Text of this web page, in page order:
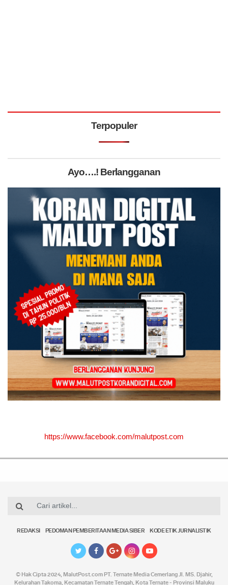
Terpopuler
Ayo….! Berlangganan
https://www.facebook.com/malutpost.com
REDAKSI PEDOMAN PEMBERITAAN MEDIA SIBER KODE ETIK JURNALISTIK
© Hak Cipta 2024, MalutPost.comPT. Ternate Media Cemerlang Jl. MS. Djahir,
Kelurahan Takoma, Kecamatan Ternate Tengah, Kota Ternate - Provinsi Maluku